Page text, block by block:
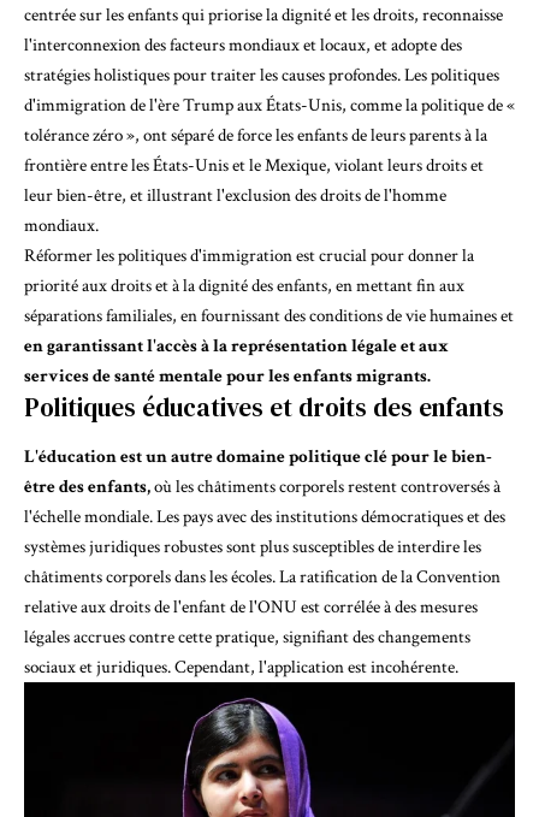
centrée sur les enfants qui priorise la dignité et les droits, reconnaisse
l'interconnexion des facteurs mondiaux et locaux, et adopte des
stratégies holistiques pour traiter les causes profondes. Les politiques
d'immigration de l'ère Trump aux États-Unis, comme la politique de «
tolérance zéro », ont séparé de force les enfants de leurs parents à la
frontière entre les États-Unis et le Mexique, violant leurs droits et
leur bien-être, et illustrant l'exclusion des droits de l'homme
mondiaux.
Réformer les politiques d'immigration est crucial pour donner la
priorité aux droits et à la dignité des enfants, en mettant fin aux
séparations familiales, en fournissant des conditions de vie humaines et
en garantissant l'accès à la représentation légale et aux
services de santé mentale pour les enfants migrants.
Politiques éducatives et droits des enfants
L'éducation est un autre domaine politique clé pour le bien-
être des enfants,où les châtiments corporels restent controversés à
l'échelle mondiale. Les pays avec des institutions démocratiques et des
systèmes juridiques robustes sont plus susceptibles deinterdire les
châtiments corporelsdans les écoles. La ratification de la Convention
relative aux droits de l'enfant de l'ONU est corrélée à des mesures
légales accrues contre cette pratique, signifiant des changements
sociaux et juridiques. Cependant, l'application est incohérente.